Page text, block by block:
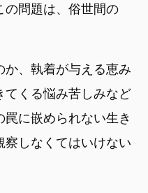
の問題は、俗世間の
か、執着が与える恵み
てくる悩み苦しみなど
に嵌められない生き
しなくてはいけない